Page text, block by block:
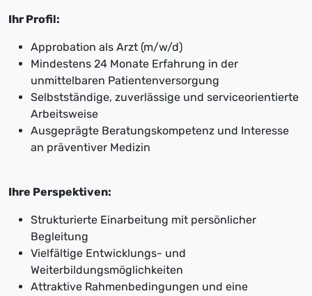
Ihr Profil:
Approbation als Arzt (m/w/d)
Mindestens 24 Monate Erfahrung in der
unmittelbaren Patientenversorgung
Selbstständige, zuverlässige und serviceorientierte
Arbeitsweise
Ausgeprägte Beratungskompetenz und Interesse
an präventiver Medizin
Ihre Perspektiven:
Strukturierte Einarbeitung mit persönlicher
Begleitung
Vielfältige Entwicklungs- und
Weiterbildungsmöglichkeiten
Attraktive Rahmenbedingungen und eine